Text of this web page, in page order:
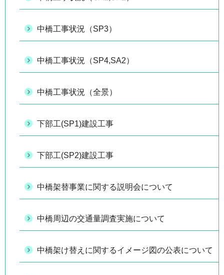
中橋工事状況（SP3）
中橋工事状況（SP4,SA2）
中橋工事状況（全景）
下部工(SP1)建設工事
下部工(SP2)建設工事
中橋架替事業に関する説明会について
中橋周辺の交通量調査実施について
中橋架け替えに関するイメージ図の公表について